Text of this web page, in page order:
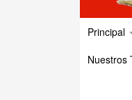
Principal
Nuestros